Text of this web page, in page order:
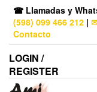
☎ Llamadas y
(598) 099 466 212 |
Contacto
LOGIN /
REGISTER